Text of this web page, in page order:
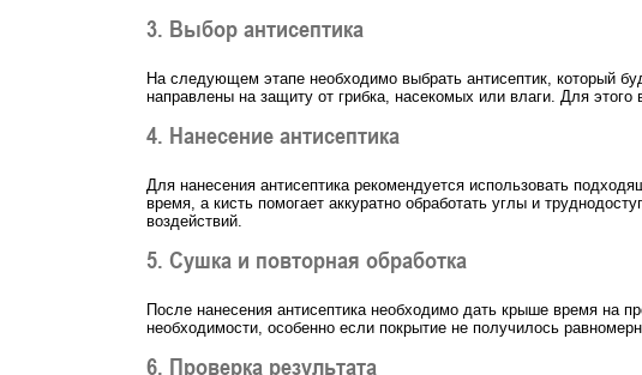
3. Выбор антисептика
На следующем этапе необходимо выбрать антисептик, который
направлены на защиту от грибка, насекомых или влаги. Для
4. Нанесение антисептика
Для нанесения антисептика рекомендуется использовать
время, а кисть помогает аккуратно обработать углы и
воздействий.
5. Сушка и повторная обработка
После нанесения антисептика необходимо дать крыше время на
необходимости, особенно если покрытие не получилось
6. Проверка результата